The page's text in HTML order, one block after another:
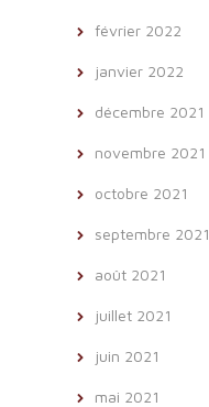
février 2022
janvier 2022
décembre 2021
novembre 2021
octobre 2021
septembre 2021
août 2021
juillet 2021
juin 2021
mai 2021